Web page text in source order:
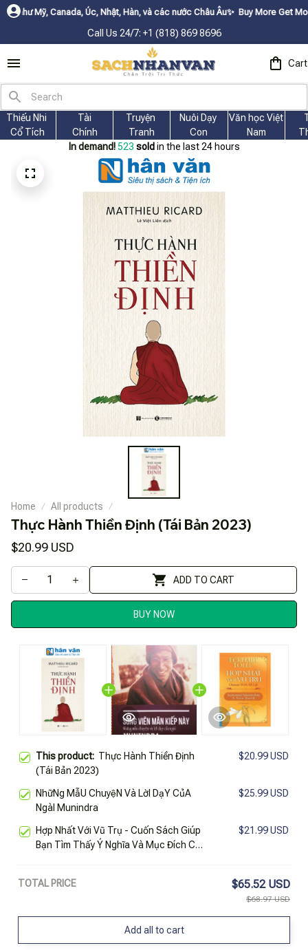
Úc, Nhật, Hàn, và các nước Châu Âu✨ Buy More Get Moreㅤ ✨ㅤ Sale
Call Us 24/7: +1 (818) 869 8696
Cart
Thiếu Nhi
Cổ Tích
Tài
Chính
Truyện
Tranh
Nuôi Dạy
Con
Văn học Việt
Nam
In demand! 523 sold in the last 24 hours
Home All products
Thực Hành Thiền Định (Tái Bản 2023)
$20.99 USD
ADD TO CART
BUY NOW
This product: Thực Hành Thiền Định
(Tái Bản 2023)
$20.99 USD
NhữNg MẫU ChuyệN Và LờI DạY CủA
NgàI Munindra
$25.99 USD
Hợp Nhất Với Vũ Trụ - Cuốn Sách Giúp
Bạn Tìm Thấy Ý Nghĩa Và Mục Đích Của
$21.99 USD
TOTAL PRICE $65.52 USD
$68.97 USD
Add all to cart